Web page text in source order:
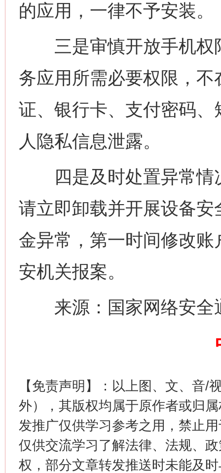
的应用，一律不予安装。
三是审慎开放手机权
务应用所需必要权限，
证、银行卡、支付密码
人隐私信息泄露。
四是及时处置异常情
请立即卸载并开展设备
金异常，第一时间修改
安机关报案。
来源：国家网络安全
【免责声明】：以上图、文、音/
外），其版权均属于原作者或归
发推广仅供学习参考之用，禁止
仅供交流学习了解法律、法规、
权，部分文章转发推送时未能及